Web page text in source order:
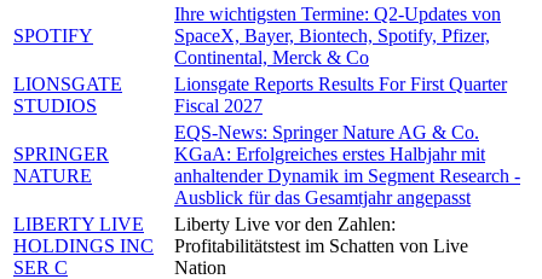
SPOTIFY
Ihre wichtigsten Termine: Q2-Updates von
SpaceX, Bayer, Biontech, Spotify, Pfizer,
Continental, Merck & Co
LIONSGATE
STUDIOS
Lionsgate Reports Results For First Quarter
Fiscal 2027
SPRINGER
NATURE
EQS-News: Springer Nature AG & Co.
KGaA: Erfolgreiches erstes Halbjahr mit
anhaltender Dynamik im Segment Research -
Ausblick für das Gesamtjahr angepasst
LIBERTY LIVE
HOLDINGS INC
SER C
Liberty Live vor den Zahlen:
Profitabilitätstest im Schatten von Live
Nation